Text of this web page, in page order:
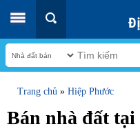
Trang chủ » Hiệp Phước
Bán nhà đất